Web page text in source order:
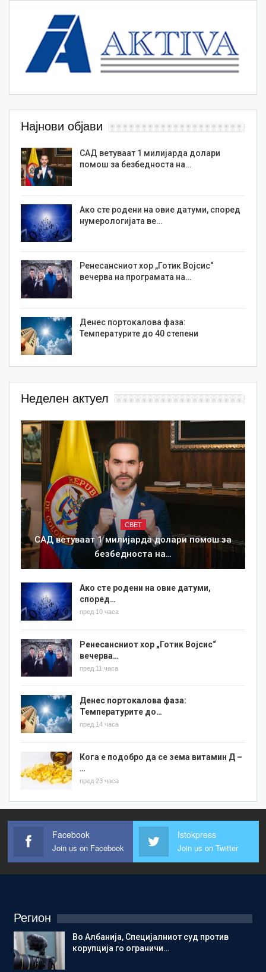
Најнови објави
САД ветуваат 1 милијарда долари
помош за безбедноста на…
Ако сте родени на овие датуми, според
нумерологијата ве…
Ренесансниот хор „Готик Војсис“
вечерва на програмата на…
Денес портокалова фаза:
Температурите до 40 степени
Неделен актуел
СВЕТ
САД ветуваат 1 милијарда долари помош за
безбедноста на…
Ако сте родени на овие датуми,
според…
пред 10 часа
Ренесансниот хор „Готик Војсис“
вечерва…
пред 11 часа
Денес портокалова фаза:
Температурите до…
пред 14 часа
Кога е подобро да се зема витамин Д –
…
пред 23 часа
Facebook
Join us on Facebook
Istokpress
Join us on Twitter
Регион
Во Албанија, Специјалниот суд против
корупција го ограничи…